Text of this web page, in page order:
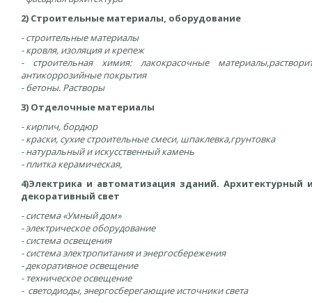
2) Строительные материалы, оборудование
- строительные материалы
- кровля, изоляция и крепеж
- строительная химия: лакокрасочные материалы,
антикоррозийные покрытия
- бетоны. Растворы
3) Отделочные материалы
- кирпич, бордюр
- краски, сухие строительные смеси, шпаклевка,грунтовка
- натуральный и искусственный камень
- плитка керамическая,
4)Электрика и автоматизация зданий. Архитектурный
декоративный свет
- система «Умный дом»
- электрическое оборудование
- система освещения
- система электропитания и энергосбережения
- декоративное освещение
- техническое освещение
- светодиоды, энергосберегающие источники света